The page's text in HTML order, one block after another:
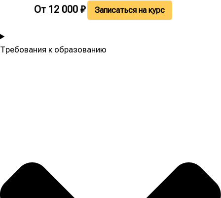
От 12 000₽ Записаться на курс
Требования к образованию